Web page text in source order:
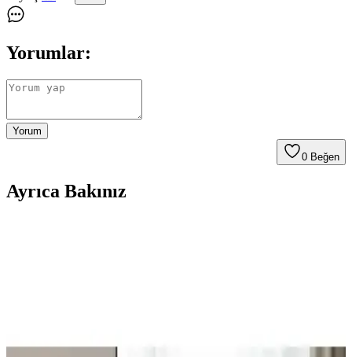
Yorumlar:
Yorum
0 Beğen
Ayrıca Bakınız
Bubbles Beyond 7'li Köpüklü Banyo Bombası: